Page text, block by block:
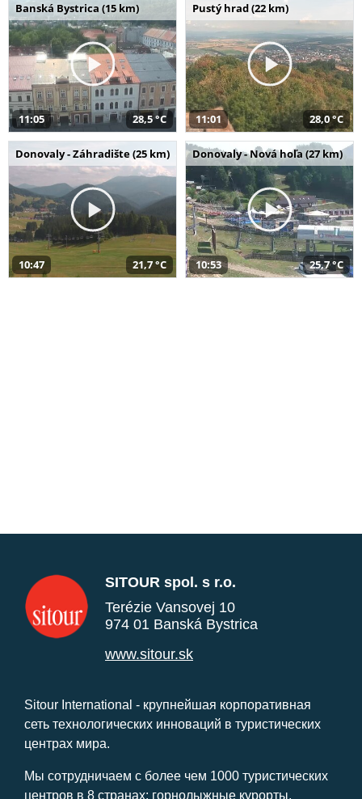
Banská Bystrica (15 km)
11:05 28,5 °C
Pustý hrad (22 km)
11:01 28,0 °C
Donovaly - Záhradište (25 km)
10:47 21,7 °C
Donovaly - Nová hoľa (27 km)
10:53 25,7 °C
SITOUR spol. s r.o.
Terézie Vansovej 10
974 01 Banská Bystrica
www.sitour.sk
Sitour International - крупнейшая корпоративная
сеть технологических инноваций в туристических
центрах мира.
Мы сотрудничаем с более чем 1000 туристических
центров в 8 странах: горнолыжные курорты,